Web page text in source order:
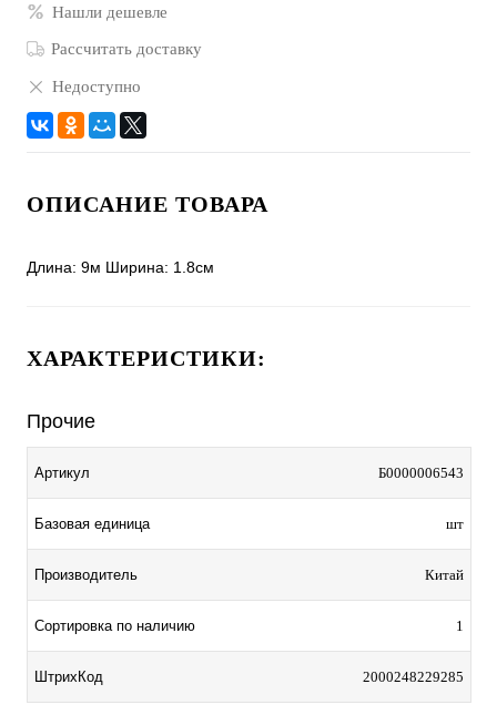
Нашли дешевле
Рассчитать доставку
Недоступно
ОПИСАНИЕ ТОВАРА
Длина: 9м Ширина: 1.8см
ХАРАКТЕРИСТИКИ:
Прочие
Артикул Б0000006543
Базовая единица шт
Производитель Китай
Сортировка по наличию 1
ШтрихКод 2000248229285